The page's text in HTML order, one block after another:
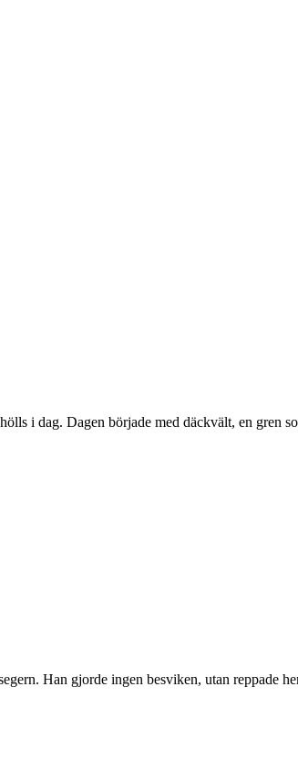
i dag. Dagen började med däckvält, en gren
Han gjorde ingen besviken, utan reppade